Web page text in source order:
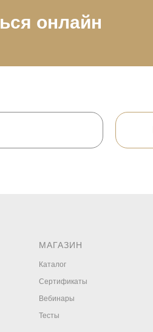
онлайн
МАГАЗИН
Каталог
Сертификаты
Вебинары
Тесты